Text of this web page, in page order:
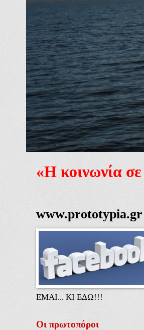
«Η κοινωνία
www.prototypia.gr
ΕΜΑΙ... ΚΙ ΕΔΩ!!!
Οι πρωτοπόροι